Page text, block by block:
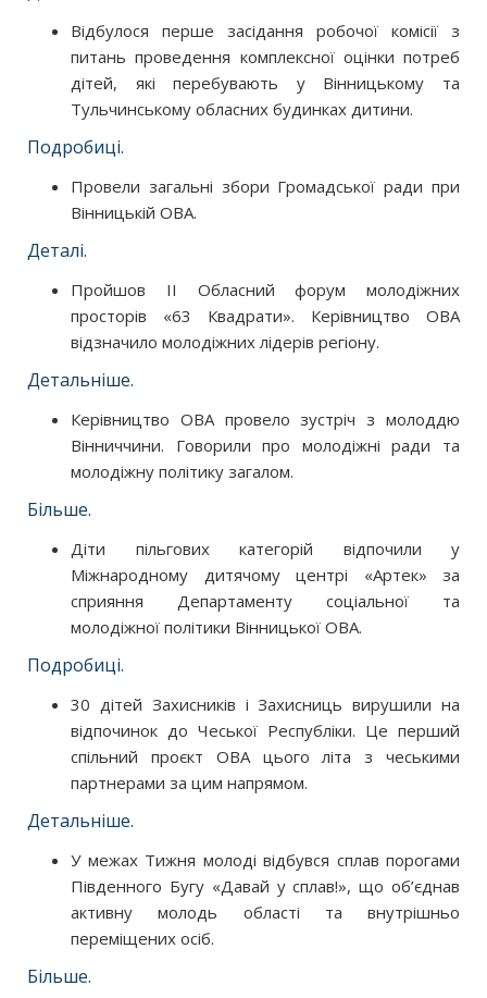
Відбулося перше засідання робочої комісії з
питань проведення комплексної оцінки потреб
дітей, які перебувають у Вінницькому та
Тульчинському обласних будинках дитини.
Подробиці.
Провели загальні збори Громадської ради при
Вінницькій ОВА.
Деталі.
Пройшов ІІ Обласний форум молодіжних
просторів «63 Квадрати». Керівництво ОВА
відзначило молодіжних лідерів регіону.
Детальніше.
Керівництво ОВА провело зустріч з молоддю
Вінниччини. Говорили про молодіжні ради та
молодіжну політику загалом.
Більше.
Діти пільгових категорій відпочили у
Міжнародному дитячому центрі «Артек» за
сприяння Департаменту соціальної та
молодіжної політики Вінницької ОВА.
Подробиці.
30 дітей Захисників і Захисниць вирушили на
відпочинок до Чеської Республіки. Це перший
спільний проєкт ОВА цього літа з чеськими
партнерами за цим напрямом.
Детальніше.
У межах Тижня молоді відбувся сплав порогами
Південного Бугу «Давай у сплав!», що об’єднав
активну молодь області та внутрішньо
переміщених осіб.
Більше.